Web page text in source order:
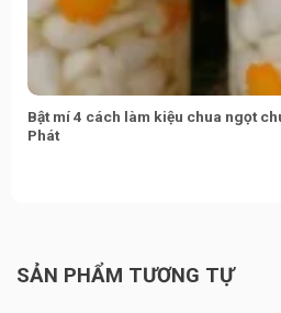
Bật mí 4 cách làm kiệu chua ngọt
Phát
SẢN PHẨM TƯƠNG TỰ